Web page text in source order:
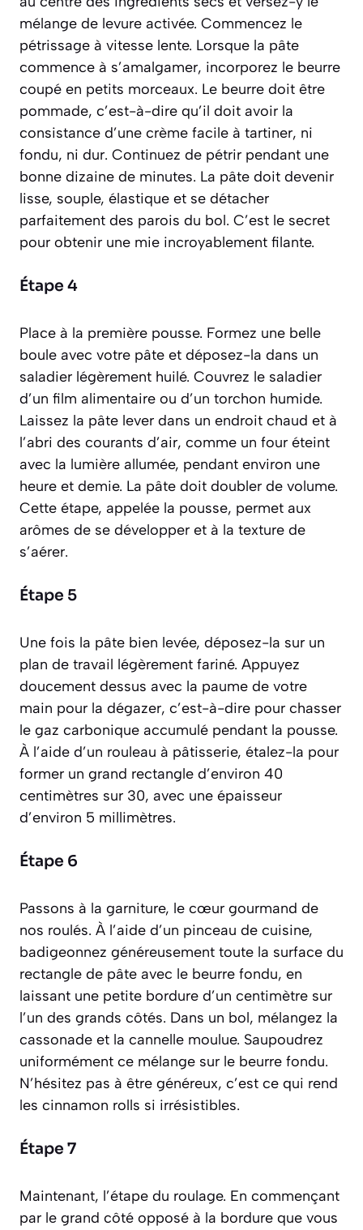
mélange de levure activée. Commencez le
pétrissage à vitesse lente. Lorsque la pâte
commence à s’amalgamer, incorporez le beurre
coupé en petits morceaux. Le beurre doit être
pommade, c’est-à-dire qu’il doit avoir la
consistance d’une crème facile à tartiner, ni
fondu, ni dur. Continuez de pétrir pendant une
bonne dizaine de minutes. La pâte doit devenir
lisse, souple, élastique et se détacher
parfaitement des parois du bol. C’est le secret
pour obtenir une mie incroyablement filante.
Étape 4
Place à la première pousse. Formez une belle
boule avec votre pâte et déposez-la dans un
saladier légèrement huilé. Couvrez le saladier
d’un film alimentaire ou d’un torchon humide.
Laissez la pâte lever dans un endroit chaud et à
l’abri des courants d’air, comme un four éteint
avec la lumière allumée, pendant environ une
heure et demie. La pâte doit doubler de volume.
Cette étape, appelée la pousse, permet aux
arômes de se développer et à la texture de
s’aérer.
Étape 5
Une fois la pâte bien levée, déposez-la sur un
plan de travail légèrement fariné. Appuyez
doucement dessus avec la paume de votre
main pour la dégazer, c’est-à-dire pour chasser
le gaz carbonique accumulé pendant la pousse.
À l’aide d’un rouleau à pâtisserie, étalez-la pour
former un grand rectangle d’environ 40
centimètres sur 30, avec une épaisseur
d’environ 5 millimètres.
Étape 6
Passons à la garniture, le cœur gourmand de
nos roulés. À l’aide d’un pinceau de cuisine,
badigeonnez généreusement toute la surface du
rectangle de pâte avec le beurre fondu, en
laissant une petite bordure d’un centimètre sur
l’un des grands côtés. Dans un bol, mélangez la
cassonade et la cannelle moulue. Saupoudrez
uniformément ce mélange sur le beurre fondu.
N’hésitez pas à être généreux, c’est ce qui rend
les cinnamon rolls si irrésistibles.
Étape 7
Maintenant, l’étape du roulage. En commençant
par le grand côté opposé à la bordure que vous